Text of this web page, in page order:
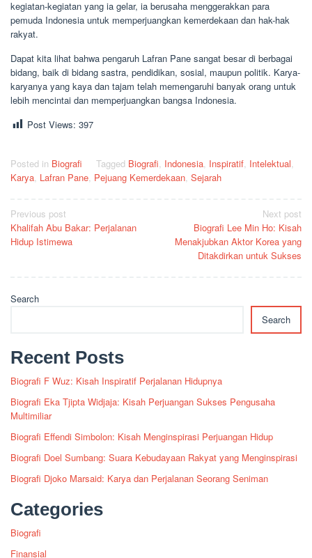
kegiatan-kegiatan yang ia gelar, ia berusaha menggerakkan para
pemuda Indonesia untuk memperjuangkan kemerdekaan dan hak-hak
rakyat.
Dapat kita lihat bahwa pengaruh Lafran Pane sangat besar di berbagai
bidang, baik di bidang sastra, pendidikan, sosial, maupun politik. Karya-
karyanya yang kaya dan tajam telah memengaruhi banyak orang untuk
lebih mencintai dan memperjuangkan bangsa Indonesia.
Post Views: 397
Posted in Biografi Tagged Biografi, Indonesia, Inspiratif, Intelektual,
Karya, Lafran Pane, Pejuang Kemerdekaan, Sejarah
Post
navigation
Previous post
Khalifah Abu Bakar: Perjalanan
Hidup Istimewa
Next post
Biografi Lee Min Ho: Kisah
Menakjubkan Aktor Korea yang
Ditakdirkan untuk Sukses
Search
Search
Recent Posts
Biografi F Wuz: Kisah Inspiratif Perjalanan Hidupnya
Biografi Eka Tjipta Widjaja: Kisah Perjuangan Sukses Pengusaha
Multimiliar
Biografi Effendi Simbolon: Kisah Menginspirasi Perjuangan Hidup
Biografi Doel Sumbang: Suara Kebudayaan Rakyat yang Menginspirasi
Biografi Djoko Marsaid: Karya dan Perjalanan Seorang Seniman
Categories
Biografi
Finansial